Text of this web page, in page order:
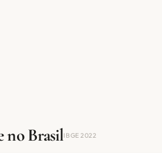
no BrasilIBGE 2022